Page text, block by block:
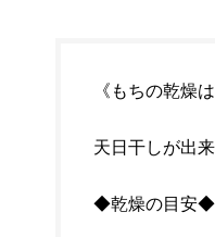
《もちの乾燥
天日干しが出
◆乾燥の目安◆